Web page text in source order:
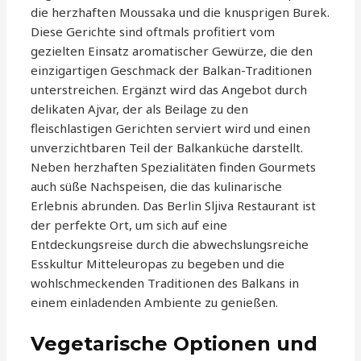
die herzhaften Moussaka und die knusprigen Burek.
Diese Gerichte sind oftmals profitiert vom
gezielten Einsatz aromatischer Gewürze, die den
einzigartigen Geschmack der Balkan-Traditionen
unterstreichen. Ergänzt wird das Angebot durch
delikaten Ajvar, der als Beilage zu den
fleischlastigen Gerichten serviert wird und einen
unverzichtbaren Teil der Balkanküche darstellt.
Neben herzhaften Spezialitäten finden Gourmets
auch süße Nachspeisen, die das kulinarische
Erlebnis abrunden. Das Berlin Sljiva Restaurant ist
der perfekte Ort, um sich auf eine
Entdeckungsreise durch die abwechslungsreiche
Esskultur Mitteleuropas zu begeben und die
wohlschmeckenden Traditionen des Balkans in
einem einladenden Ambiente zu genießen.
Vegetarische Optionen und